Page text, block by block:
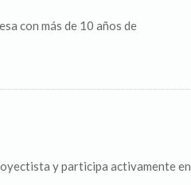
con más de 10 años de
y participa activamente en